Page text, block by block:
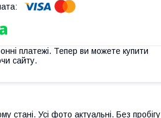
платежі. Тепер ви можете купити
сайту.
Усі фото актуальні. Без пробігу